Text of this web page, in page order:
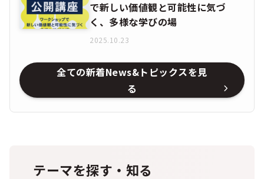
で新しい価値観と可能性に気づ
く、多様な学びの場
2025.10.23
全ての新着News&トピックスを見
る
テーマを探す・知る